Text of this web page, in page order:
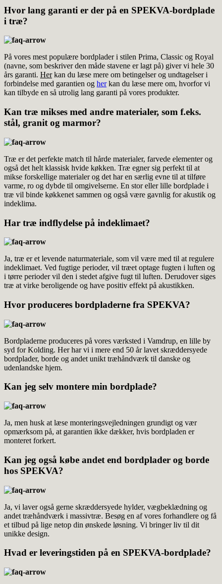
Hvor lang garanti er der på en SPEKVA-bordplade
i træ?
På vores mest populære bordplader i stilen Prima, Classic og Royal
(navne, som beskriver den måde stavene er lagt på) giver vi hele 30
års garanti. Herkan du læse mere om betingelser og undtagelser i
forbindelse med garantien og herkan du læse mere om, hvorfor vi
kan tilbyde en så utrolig lang garanti på vores produkter.
Kan træ mikses med andre materialer, som f.eks.
stål, granit og marmor?
Træ er det perfekte match til hårde materialer, farvede elementer og
også det helt klassisk hvide køkken. Træ egner sig perfekt til at
mikse forskellige materialer og det har en særlig evne til at tilføre
varme, ro og dybde til omgivelserne. En stor eller lille bordplade i
træ vil binde køkkenet sammen og også være gavnlig for akustik og
indeklima.
Har træ indflydelse på indeklimaet?
Ja, træ er et levende naturmateriale, som vil være med til at regulere
indeklimaet. Ved fugtige perioder, vil træet optage fugten i luften og
i tørre perioder vil den i stedet afgive fugt til luften. Derudover siges
træ at virke beroligende og have positiv effekt på akustikken.
Hvor produceres bordpladerne fra SPEKVA?
Bordpladerne produceres på vores værksted i Vamdrup, en lille by
syd for Kolding. Her har vi i mere end 50 år lavet skræddersyede
bordplader, borde og andet unikt træhåndværk til danske og
udenlandske hjem.
Kan jeg selv montere min bordplade?
Ja, men husk at læse monteringsvejledningen grundigt og vær
opmærksom på, at garantien ikke dækker, hvis bordpladen er
monteret forkert.
Kan jeg også købe andet end bordplader og borde
hos SPEKVA?
Ja, vi laver også gerne skræddersyede hylder, vægbeklædning og
andet træhåndværk i massivtræ. Besøg en af vores forhandlere og få
et tilbud på lige netop din ønskede løsning. Vi bringer liv til dit
unikke design.
Hvad er leveringstiden på en SPEKVA-bordplade?